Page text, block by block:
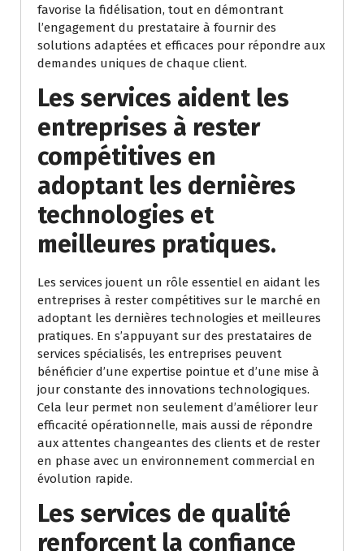
favorise la fidélisation, tout en démontrant
l’engagement du prestataire à fournir des
solutions adaptées et efficaces pour répondre aux
demandes uniques de chaque client.
Les services aident les
entreprises à rester
compétitives en
adoptant les dernières
technologies et
meilleures pratiques.
Les services jouent un rôle essentiel en aidant les
entreprises à rester compétitives sur le marché en
adoptant les dernières technologies et meilleures
pratiques. En s’appuyant sur des prestataires de
services spécialisés, les entreprises peuvent
bénéficier d’une expertise pointue et d’une mise à
jour constante des innovations technologiques.
Cela leur permet non seulement d’améliorer leur
efficacité opérationnelle, mais aussi de répondre
aux attentes changeantes des clients et de rester
en phase avec un environnement commercial en
évolution rapide.
Les services de qualité
renforcent la confiance